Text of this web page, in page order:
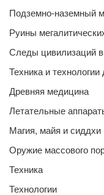
Подземно-наземный
Руины
Следы цивилизаций
Техника и технологии
Древняя медицина
Летательные
Магия, майя и сиддхи
Оружие массового
Техника
Технологии